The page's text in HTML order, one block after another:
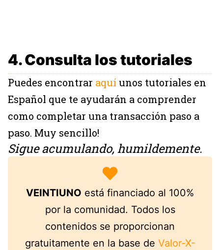
4. Consulta los tutoriales
Puedes encontrar aquí unos tutoriales en
Español que te ayudarán a comprender
como completar una transacción paso a
paso. Muy sencillo!
Sigue acumulando, humildemente.
VEINTIUNO está financiado al 100%
por la comunidad. Todos los
contenidos se proporcionan
gratuitamente en la base de Valor-X-